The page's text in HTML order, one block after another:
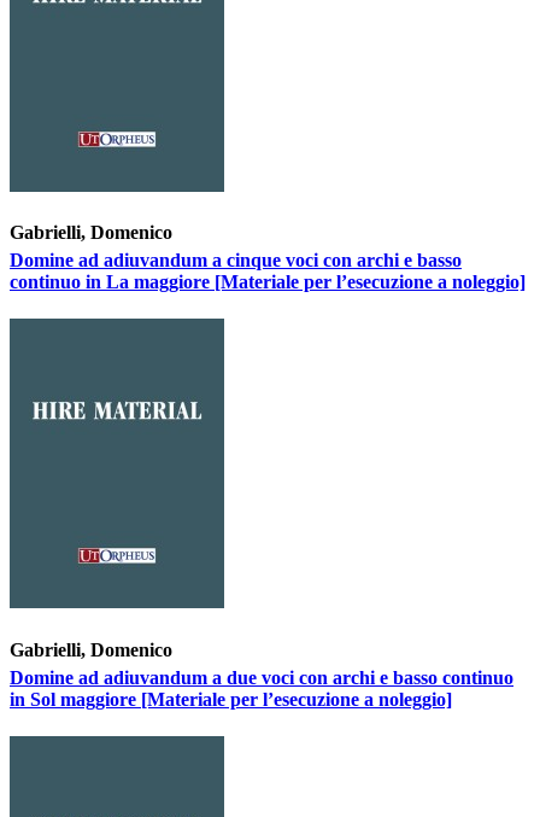
Gabrielli, Domenico
Domine ad adiuvandum a cinque voci con archi e basso
continuo in La maggiore [Materiale per l’esecuzione a noleggio]
Gabrielli, Domenico
Domine ad adiuvandum a due voci con archi e basso continuo
in Sol maggiore [Materiale per l’esecuzione a noleggio]